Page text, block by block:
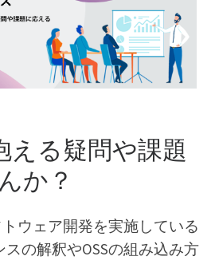
える疑問や課題
か？
ウェア開発を実施している
の解釈やOSSの組み込み方